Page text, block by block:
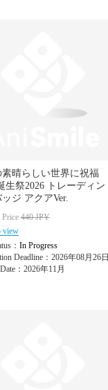
素晴らしい世界に祝福
生祭2026 トレーディン
ジ アクアVer.
440JPY
view
： In Progress
Deadline：2026年08月26日
：2026年11月